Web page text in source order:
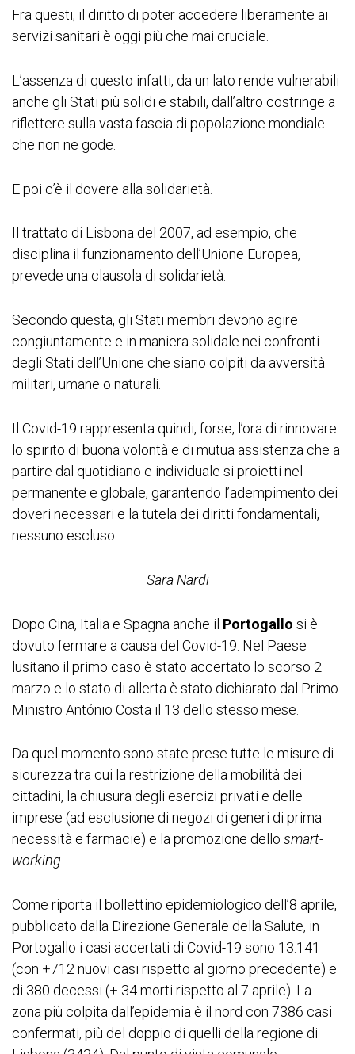
Fra questi, il diritto di poter accedere liberamente ai
servizi sanitari è oggi più che mai cruciale.
L’assenza di questo infatti, da un lato rende vulnerabili
anche gli Stati più solidi e stabili, dall’altro costringe a
riflettere sulla vasta fascia di popolazione mondiale
che non ne gode.
E poi c’è il dovere alla solidarietà.
Il trattato di Lisbona del 2007, ad esempio, che
disciplina il funzionamento dell’Unione Europea,
prevede una clausola di solidarietà.
Secondo questa, gli Stati membri devono agire
congiuntamente e in maniera solidale nei confronti
degli Stati dell’Unione che siano colpiti da avversità
militari, umane o naturali.
Il Covid-19 rappresenta quindi, forse, l’ora di rinnovare
lo spirito di buona volontà e di mutua assistenza che a
partire dal quotidiano e individuale si proietti nel
permanente e globale, garantendo l’adempimento dei
doveri necessari e la tutela dei diritti fondamentali,
nessuno escluso.
Sara Nardi
Dopo Cina, Italia e Spagna anche il Portogallo si è
dovuto fermare a causa del Covid-19. Nel Paese
lusitano il primo caso è stato accertato lo scorso 2
marzo e lo stato di allerta è stato dichiarato dal Primo
Ministro António Costa il 13 dello stesso mese.
Da quel momento sono state prese tutte le misure di
sicurezza tra cui la restrizione della mobilità dei
cittadini, la chiusura degli esercizi privati e delle
imprese (ad esclusione di negozi di generi di prima
necessità e farmacie) e la promozione dello smart-
working.
Come riporta il bollettino epidemiologico dell’8 aprile,
pubblicato dalla Direzione Generale della Salute, in
Portogallo i casi accertati di Covid-19 sono 13.141
(con +712 nuovi casi rispetto al giorno precedente) e
di 380 decessi (+ 34 morti rispetto al 7 aprile). La
zona più colpita dall’epidemia è il nord con 7386 casi
confermati, più del doppio di quelli della regione di